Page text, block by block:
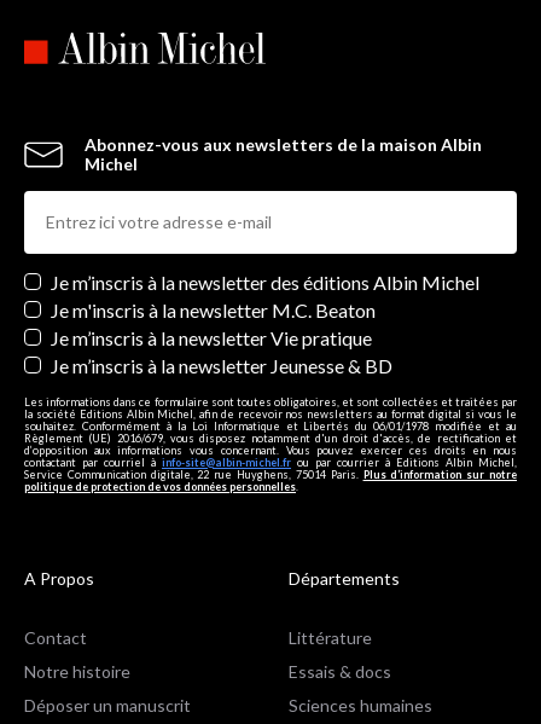
Abonnez-vous aux newsletters de la maison Albin
Michel
Newsletters
Je m’inscris à la newsletter des éditions Albin Michel
Je m'inscris à la newsletter M.C. Beaton
Je m’inscris à la newsletter Vie pratique
Je m’inscris à la newsletter Jeunesse & BD
Les informations dans ce formulaire sont toutes obligatoires, et sont collectées et traitées par
la société Editions Albin Michel, afin de recevoir nos newsletters au format digital si vous le
souhaitez. Conformément à la Loi Informatique et Libertés du 06/01/1978 modifiée et au
Règlement (UE) 2016/679, vous disposez notamment d'un droit d'accès, de rectification et
d’opposition aux informations vous concernant. Vous pouvez exercer ces droits en nous
contactant par courriel à info-site@albin-michel.fr ou par courrier à Editions Albin Michel,
Service Communication digitale, 22 rue Huyghens, 75014 Paris. Plus d’information sur notre
politique de protection de vos données personnelles
A Propos
Contact
Notre histoire
Déposer un manuscrit
Départements
Littérature
Essais & docs
Sciences humaines